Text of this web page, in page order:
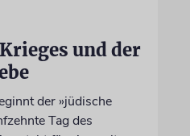
und der
der »jüdische
Tag des